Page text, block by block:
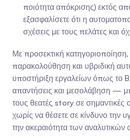
ποιότητα απόκρισης) εκτός
εξασφαλίσετε ότι η
σχέσεις με τους πελάτες και
Με προσεκτική κατηγοριοποίηση,
παρακολούθηση και υβριδική
υποστήριξη εργαλείων όπως το
απαντήσεις και μεσολάβηση —
τους θεατές story σε σημαντικές
χωρίς να θέσετε σε κίνδυνο την
την ακεραιότητα των αναλυτικών